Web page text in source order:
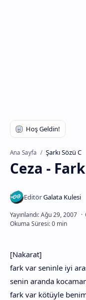
Ana Sayfa Şarkı Sözü C
Ceza -
[Nakarat]
fark var seninle iyi
senin aranda
fark var kötüyle